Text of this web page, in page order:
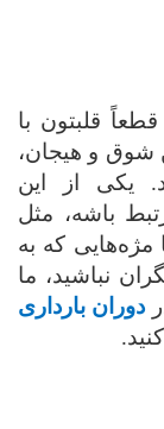
قلبتون با
شوق و هیجان،
یکی از این
باشه، مثل
مژه‌هایی که به
نباشید، ما
دوران بارداری